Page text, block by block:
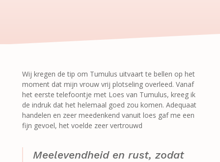
Wij kregen de tip om Tumulus uitvaart te bellen op het
moment dat mijn vrouw vrij plotseling overleed. Vanaf
het eerste telefoontje met Loes van Tumulus, kreeg ik
de indruk dat het helemaal goed zou komen. Adequaat
handelen en zeer meedenkend vanuit loes gaf me een
fijn gevoel, het voelde zeer vertrouwd
Meelevendheid en rust, zodat